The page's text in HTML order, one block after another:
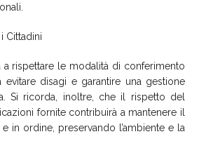
Cittadini
a rispettare le modalità di conferimento
disagi e garantire una gestione
Si ricorda, inoltre, che il rispetto del
fornite contribuirà a mantenere il
in ordine, preservando l’ambiente e la